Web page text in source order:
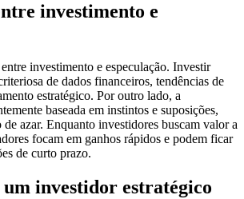
investimento e
investimento e especulação. Investir
de dados financeiros, tendências de
estratégico. Por outro lado, a
baseada em instintos e suposições,
azar. Enquanto investidores buscam valor a
focam em ganhos rápidos e podem ficar
de curto prazo.
um investidor estratégico